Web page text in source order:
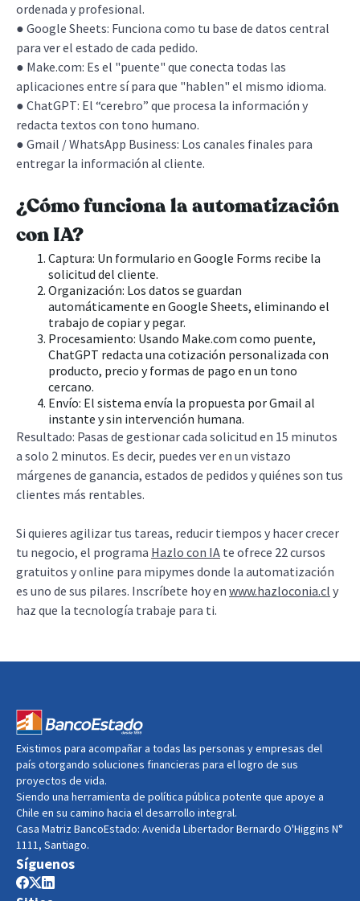
ordenada y profesional.
● Google Sheets: Funciona como tu base de datos central
para ver el estado de cada pedido.
● Make.com: Es el "puente" que conecta todas las
aplicaciones entre sí para que "hablen" el mismo idioma.
● ChatGPT: El “cerebro” que procesa la información y
redacta textos con tono humano.
● Gmail / WhatsApp Business: Los canales finales para
entregar la información al cliente.
¿Cómo funciona la automatización
con IA?
Captura: Un formulario en Google Forms recibe la
solicitud del cliente.
Organización: Los datos se guardan
automáticamente en Google Sheets, eliminando el
trabajo de copiar y pegar.
Procesamiento: Usando Make.com como puente,
ChatGPT redacta una cotización personalizada con
producto, precio y formas de pago en un tono
cercano.
Envío: El sistema envía la propuesta por Gmail al
instante y sin intervención humana.
Resultado: Pasas de gestionar cada solicitud en 15 minutos
a solo 2 minutos. Es decir, puedes ver en un vistazo
márgenes de ganancia, estados de pedidos y quiénes son tus
clientes más rentables.
Si quieres agilizar tus tareas, reducir tiempos y hacer crecer
tu negocio, el programa Hazlo con IA te ofrece 22 cursos
gratuitos y online para mipymes donde la automatización
es uno de sus pilares. Inscríbete hoy en www.hazloconia.cl y
haz que la tecnología trabaje para ti.
Existimos para acompañar a todas las personas y empresas del
país otorgando soluciones financieras para el logro de sus
proyectos de vida.
Siendo una herramienta de política pública potente que apoye a
Chile en su camino hacia el desarrollo integral.
Casa Matriz BancoEstado: Avenida Libertador Bernardo O'Higgins N°
1111, Santiago.
Síguenos